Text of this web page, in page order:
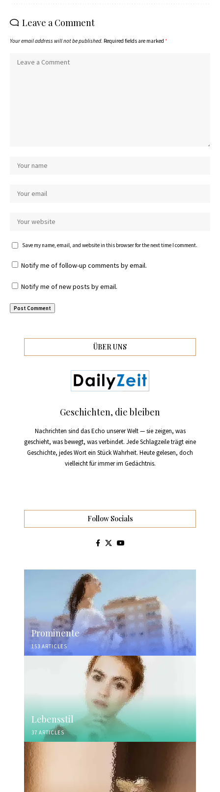
Leave a Comment
Your email address will not be published. Required fields are marked *
Save my name, email, and website in this browser for the next time I comment.
Notify me of follow-up comments by email.
Notify me of new posts by email.
ÜBER UNS
Geschichten, die bleiben
Nachrichten sind das Echo unserer Welt — sie zeigen, was
geschieht, was bewegt, was verbindet. Jede Schlagzeile trägt eine
Geschichte, jedes Wort ein Stück Wahrheit. Heute gelesen, doch
vielleicht für immer im Gedächtnis.
Follow Socials
Prominente
153 ARTICLES
Lebensstil
37 ARTICLES